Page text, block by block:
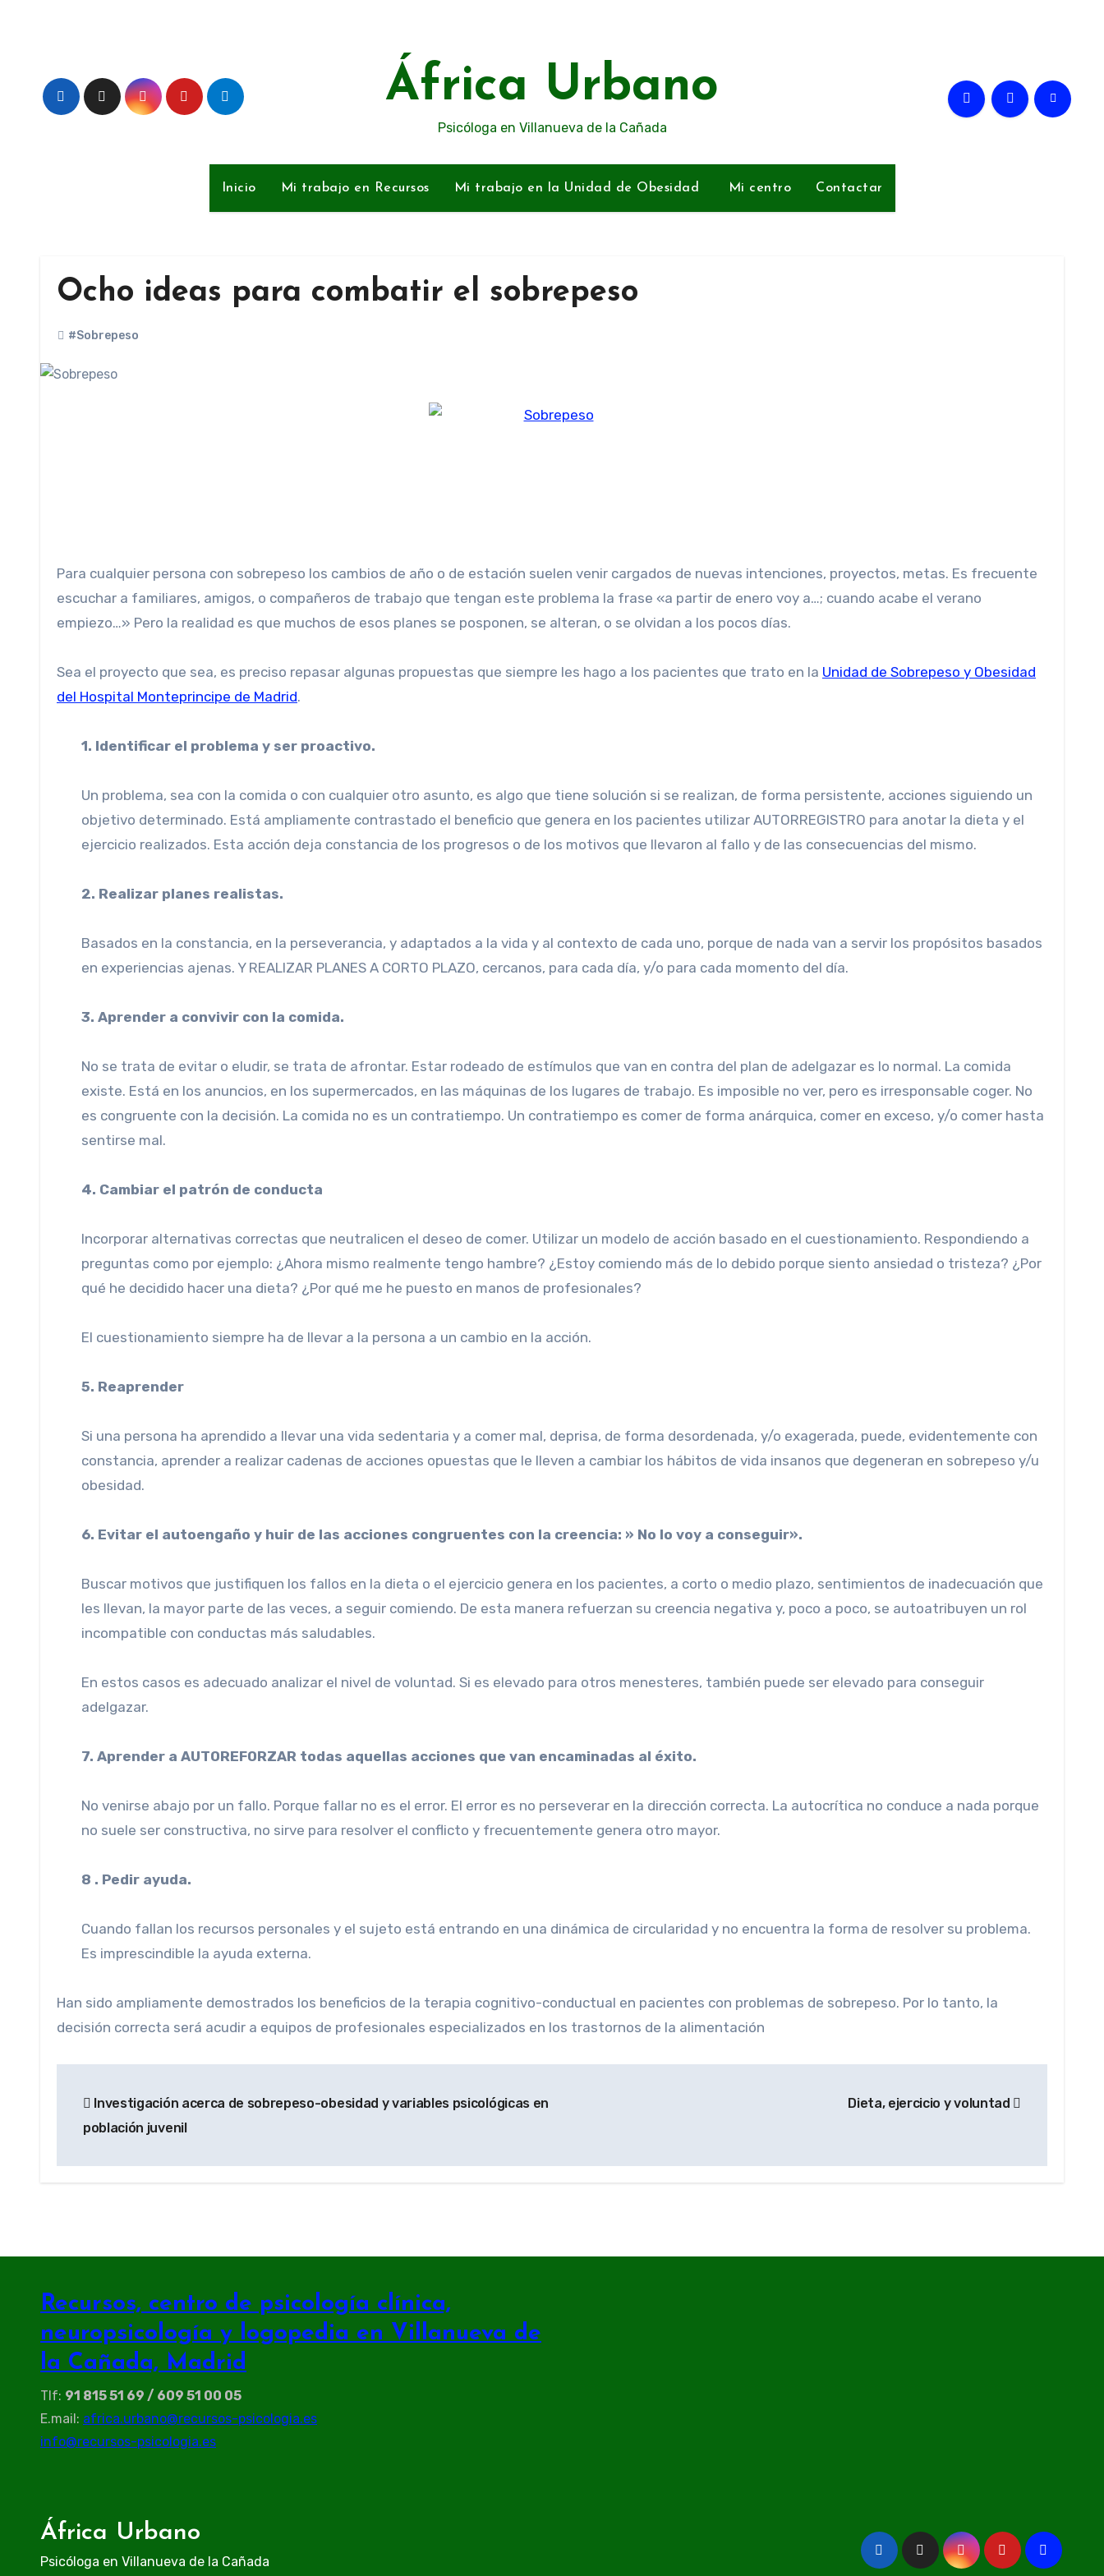
África Urbano
Psicóloga en Villanueva de la Cañada
Inicio Mi trabajo en Recursos Mi trabajo en la Unidad de Obesidad Mi centro Contactar
Ocho ideas para combatir el sobrepeso
#Sobrepeso
Para cualquier persona con sobrepeso los cambios de año o de estación suelen venir cargados de nuevas intenciones, proyectos, metas. Es frecuente
escuchar a familiares, amigos, o compañeros de trabajo que tengan este problema la frase «a partir de enero voy a…; cuando acabe el verano
empiezo…» Pero la realidad es que muchos de esos planes se posponen, se alteran, o se olvidan a los pocos días.
Sea el proyecto que sea, es preciso repasar algunas propuestas que siempre les hago a los pacientes que trato en la Unidad de Sobrepeso y Obesidad
del Hospital Monteprincipe de Madrid.
1. Identificar el problema y ser proactivo.
Un problema, sea con la comida o con cualquier otro asunto, es algo que tiene solución si se realizan, de forma persistente, acciones siguiendo un
objetivo determinado. Está ampliamente contrastado el beneficio que genera en los pacientes utilizar AUTORREGISTRO para anotar la dieta y el
ejercicio realizados. Esta acción deja constancia de los progresos o de los motivos que llevaron al fallo y de las consecuencias del mismo.
2. Realizar planes realistas.
Basados en la constancia, en la perseverancia, y adaptados a la vida y al contexto de cada uno, porque de nada van a servir los propósitos basados
en experiencias ajenas. Y REALIZAR PLANES A CORTO PLAZO, cercanos, para cada día, y/o para cada momento del día.
3. Aprender a convivir con la comida.
No se trata de evitar o eludir, se trata de afrontar. Estar rodeado de estímulos que van en contra del plan de adelgazar es lo normal. La comida
existe. Está en los anuncios, en los supermercados, en las máquinas de los lugares de trabajo. Es imposible no ver, pero es irresponsable coger. No
es congruente con la decisión. La comida no es un contratiempo. Un contratiempo es comer de forma anárquica, comer en exceso, y/o comer hasta
sentirse mal.
4. Cambiar el patrón de conducta
Incorporar alternativas correctas que neutralicen el deseo de comer. Utilizar un modelo de acción basado en el cuestionamiento. Respondiendo a
preguntas como por ejemplo: ¿Ahora mismo realmente tengo hambre? ¿Estoy comiendo más de lo debido porque siento ansiedad o tristeza? ¿Por
qué he decidido hacer una dieta? ¿Por qué me he puesto en manos de profesionales?
El cuestionamiento siempre ha de llevar a la persona a un cambio en la acción.
5. Reaprender
Si una persona ha aprendido a llevar una vida sedentaria y a comer mal, deprisa, de forma desordenada, y/o exagerada, puede, evidentemente con
constancia, aprender a realizar cadenas de acciones opuestas que le lleven a cambiar los hábitos de vida insanos que degeneran en sobrepeso y/u
obesidad.
6. Evitar el autoengaño y huir de las acciones congruentes con la creencia: » No lo voy a conseguir».
Buscar motivos que justifiquen los fallos en la dieta o el ejercicio genera en los pacientes, a corto o medio plazo, sentimientos de inadecuación que
les llevan, la mayor parte de las veces, a seguir comiendo. De esta manera refuerzan su creencia negativa y, poco a poco, se autoatribuyen un rol
incompatible con conductas más saludables.
En estos casos es adecuado analizar el nivel de voluntad. Si es elevado para otros menesteres, también puede ser elevado para conseguir
adelgazar.
7. Aprender a AUTOREFORZAR todas aquellas acciones que van encaminadas al éxito.
No venirse abajo por un fallo. Porque fallar no es el error. El error es no perseverar en la dirección correcta. La autocrítica no conduce a nada porque
no suele ser constructiva, no sirve para resolver el conflicto y frecuentemente genera otro mayor.
8 . Pedir ayuda.
Cuando fallan los recursos personales y el sujeto está entrando en una dinámica de circularidad y no encuentra la forma de resolver su problema.
Es imprescindible la ayuda externa.
Han sido ampliamente demostrados los beneficios de la terapia cognitivo-conductual en pacientes con problemas de sobrepeso. Por lo tanto, la
decisión correcta será acudir a equipos de profesionales especializados en los trastornos de la alimentación
de Investigación acerca de sobrepeso-obesidad y variables psicológicas en
población juvenil
Dieta, ejercicio y voluntad
Recursos, centro de psicología clínica,
neuropsicología y logopedia en Villanueva de
la Cañada, Madrid
Tlf: 91 815 51 69 / 609 51 00 05
E.mail: africa.urbano@recursos-psicologia.es
info@recursos-psicologia.es
África Urbano
Psicóloga en Villanueva de la Cañada